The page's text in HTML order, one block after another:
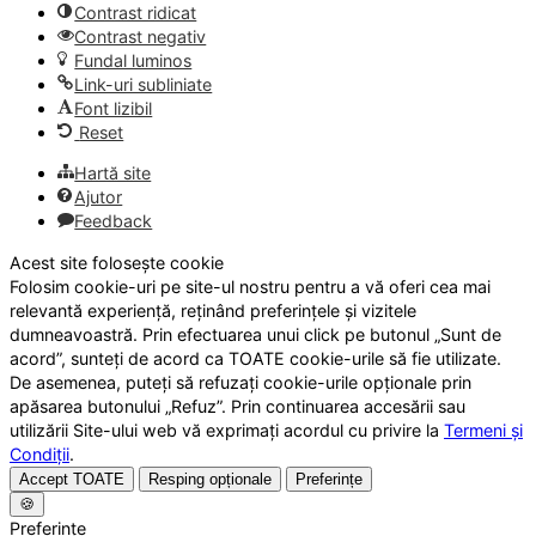
Contrast ridicat
Contrast negativ
Fundal luminos
Link-uri subliniate
Font lizibil
Reset
Hartă site
Ajutor
Feedback
Acest site folosește cookie
Folosim cookie-uri pe site-ul nostru pentru a vă oferi cea mai
relevantă experiență, reținând preferințele și vizitele
dumneavoastră. Prin efectuarea unui click pe butonul „Sunt de
acord”, sunteți de acord ca TOATE cookie-urile să fie utilizate.
De asemenea, puteți să refuzați cookie-urile opționale prin
apăsarea butonului „Refuz”. Prin continuarea accesării sau
utilizării Site-ului web vă exprimați acordul cu privire la Termeni și
Condiții.
Accept TOATE Resping opționale
Preferințe
🍪
Preferințe